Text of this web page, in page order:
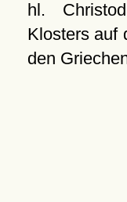
hl.
Klosters auf
den